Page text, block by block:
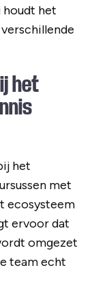
houdt het
het
het
met
ecosysteem
ervoor dat
omgezet
team echt